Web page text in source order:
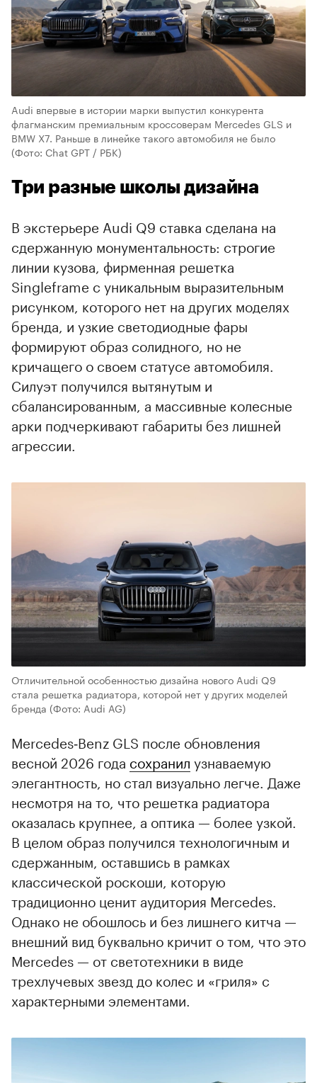
Audi впервые в истории марки выпустил конкурента
флагманским премиальным кроссоверам Mercedes GLS и
BMW X7. Раньше в линейке такого автомобиля не было
(Фото: Chat GPT / РБК)
00:00 00:00
Три разные школы дизайна
В экстерьере Audi Q9 ставка сделана на
сдержанную монументальность: строгие
линии кузова, фирменная решетка
Singleframe с уникальным выразительным
рисунком, которого нет на других моделях
бренда, и узкие светодиодные фары
формируют образ солидного, но не
кричащего о своем статусе автомобиля.
Силуэт получился вытянутым и
сбалансированным, а массивные колесные
арки подчеркивают габариты без лишней
агрессии.
Отличительной особенностью дизайна нового Audi Q9
стала решетка радиатора, которой нет у других моделей
бренда (Фото: Audi AG)
Mercedes‑Benz GLS после обновления
весной 2026 года сохранил узнаваемую
элегантность, но стал визуально легче. Даже
несмотря на то, что решетка радиатора
оказалась крупнее, а оптика — более узкой.
В целом образ получился технологичным и
сдержанным, оставшись в рамках
классической роскоши, которую
традиционно ценит аудитория Mercedes.
Однако не обошлось и без лишнего китча —
внешний вид буквально кричит о том, что это
Mercedes — от светотехники в виде
трехлучевых звезд до колес и «гриля» с
характерными элементами.